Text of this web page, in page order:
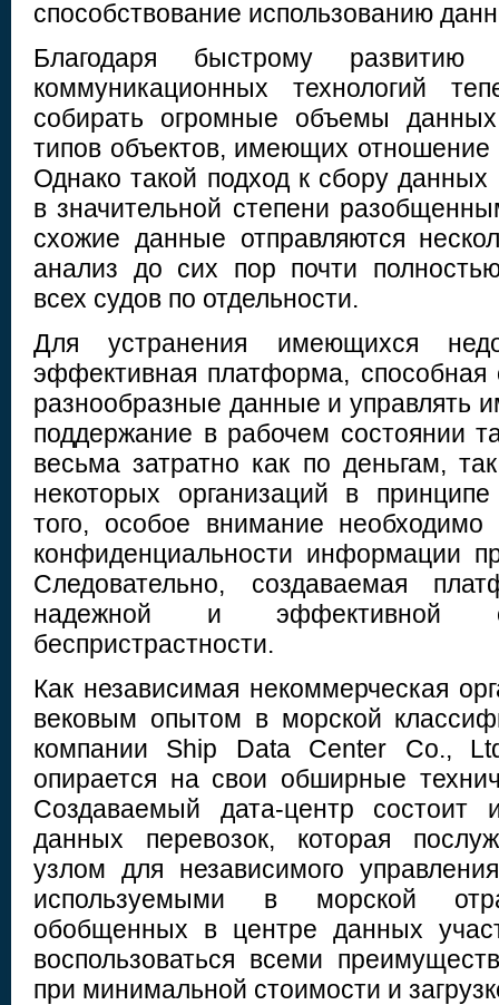
способствование использованию
Благодаря быстрому
коммуникационных технологий
собирать огромные объемы
типов объектов, имеющих
Однако такой подход к сбору данных
в значительной степени
схожие данные отправляются
анализ до сих пор почти
всех судов по отдельности.
Для устранения имеющихся
эффективная платформа, способная
разнообразные данные и управлять
поддержание в рабочем состоянии
весьма затратно как по деньгам,
некоторых организаций в
того, особое внимание необходимо
конфиденциальности информации
Следовательно, создаваемая
надежной и эффективной
беспристрастности.
Как независимая некоммерческая
вековым опытом в морской
компании Ship Data Center Co.,
опирается на свои обширные
Создаваемый дата-центр
данных перевозок, которая
узлом для независимого
используемыми в морской
обобщенных в центре данных
воспользоваться всеми
при минимальной стоимости и